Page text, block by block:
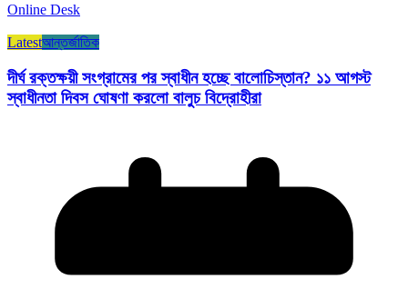
Online Desk
Latestআন্তর্জাতিক
দীর্ঘ রক্তক্ষয়ী সংগ্রামের পর স্বাধীন হচ্ছে বালোচিস্তান? ১১ আগস্ট
স্বাধীনতা দিবস ঘোষণা করলো বালুচ বিদ্রোহীরা